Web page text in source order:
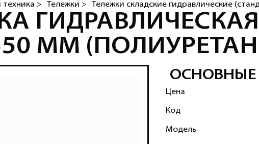
техника > Тележки > Тележки складские гидравлические
ГИДРАВЛИЧЕСКАЯ
ММ
ОСНОВНЫЕ
Цена
Код
Модель